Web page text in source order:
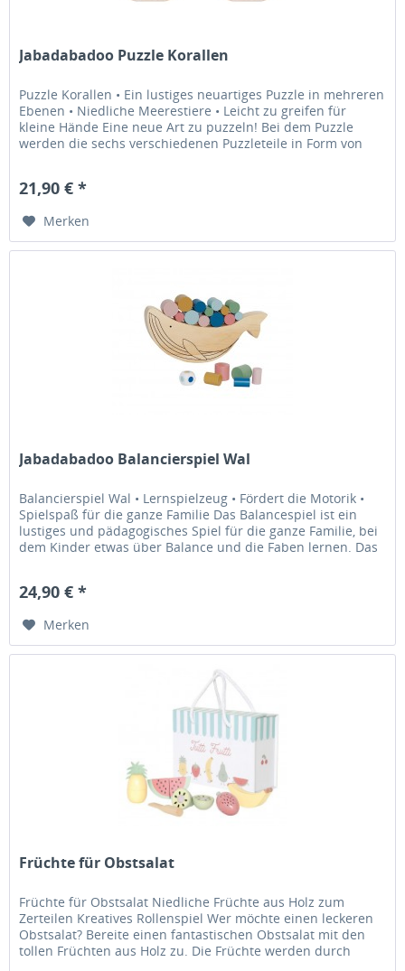
Jabadabadoo Puzzle Korallen
Puzzle Korallen • Ein lustiges neuartiges Puzzle in mehreren
Ebenen • Niedliche Meerestiere • Leicht zu greifen für
kleine Hände Eine neue Art zu puzzeln! Bei dem Puzzle
werden die sechs verschiedenen Puzzleteile in Form von
21,90 € *
Merken
Jabadabadoo Balancierspiel Wal
Balancierspiel Wal • Lernspielzeug • Fördert die Motorik •
Spielspaß für die ganze Familie Das Balancespiel ist ein
lustiges und pädagogisches Spiel für die ganze Familie, bei
dem Kinder etwas über Balance und die Faben lernen. Das
24,90 € *
Merken
Früchte für Obstsalat
Früchte für Obstsalat Niedliche Früchte aus Holz zum
Zerteilen Kreatives Rollenspiel Wer möchte einen leckeren
Obstsalat? Bereite einen fantastischen Obstsalat mit den
tollen Früchten aus Holz zu. Die Früchte werden durch